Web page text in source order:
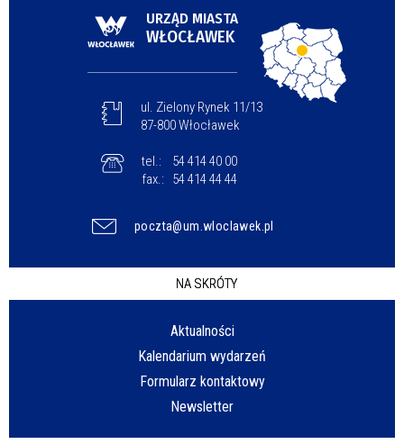
URZĄD MIASTA
WŁOCŁAWEK
ul. Zielony Rynek 11/13
87-800 Włocławek
tel.:
54 414 40 00
fax.:
54 414 44 44
poczta@um.wloclawek.pl
NA SKRÓTY
Aktualności
Kalendarium wydarzeń
Formularz kontaktowy
Newsletter